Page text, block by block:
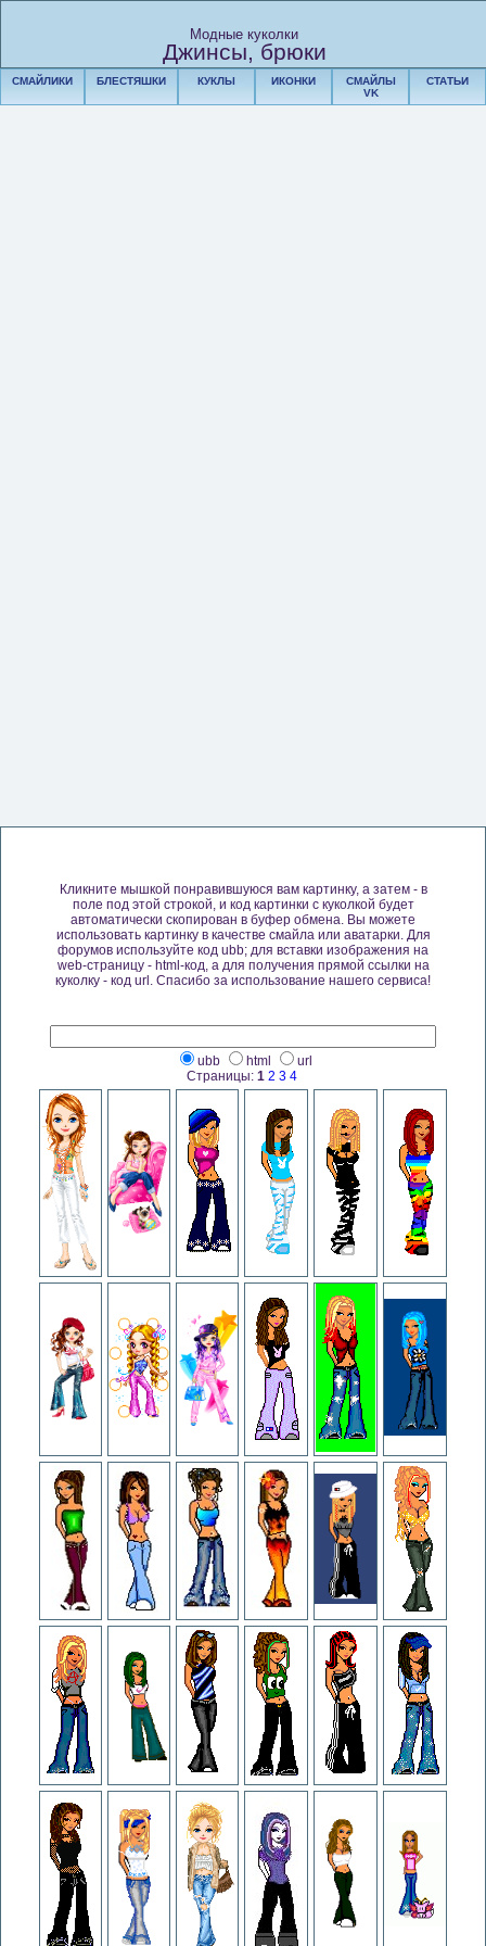
Модные куколки
Джинсы, брюки
СМАЙЛИКИ БЛЕСТЯШКИ КУКЛЫ ИКОНКИ
СМАЙЛЫ
VK
СТАТЬИ
Кликните мышкой понравившуюся вам картинку, а затем - в
поле под этой строкой, и код картинки с куколкой будет
автоматически скопирован в буфер обмена. Вы можете
использовать картинку в качестве смайла или аватарки. Для
форумов используйте код ubb; для вставки изображения на
web-страницу - html-код, а для получения прямой ссылки на
куколку - код url. Спасибо за использование нашего сервиса!
ubb html
url
Страницы: 1 2 3 4